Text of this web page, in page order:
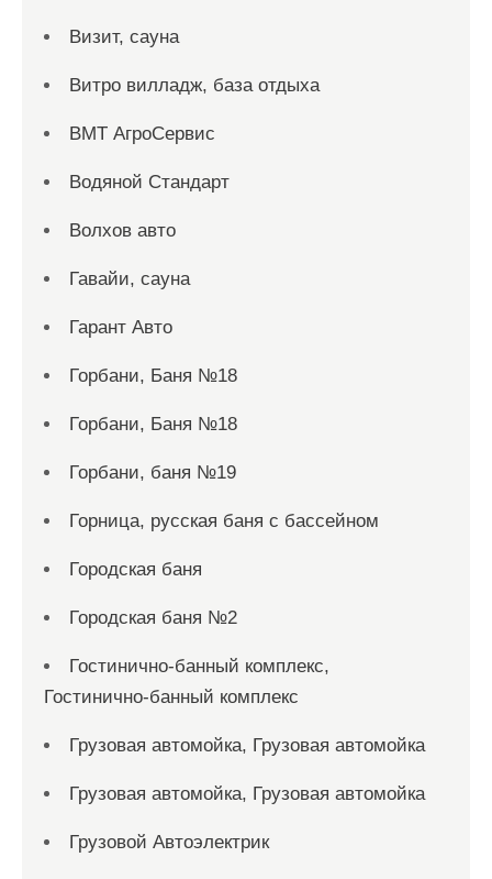
Визит, сауна
Витро вилладж, база отдыха
ВМТ АгроСервис
Водяной Стандарт
Волхов авто
Гавайи, сауна
Гарант Авто
Горбани, Баня №18
Горбани, Баня №18
Горбани, баня №19
Горница, русская баня с бассейном
Городская баня
Городская баня №2
Гостинично-банный комплекс,
Гостинично-банный комплекс
Грузовая автомойка, Грузовая автомойка
Грузовая автомойка, Грузовая автомойка
Грузовой Автоэлектрик